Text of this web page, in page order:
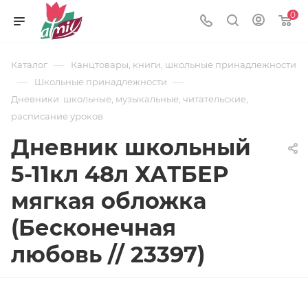
0
Каталог — Канцтовары, книги, школьные принадлежности
— Школьные принадлежности —
Дневники: школьные, музыкальные, читательские,
расписание уроков
Дневник школьный
5-11кл 48л ХАТБЕР
мягкая обложка
(Бесконечная
любовь // 23397)